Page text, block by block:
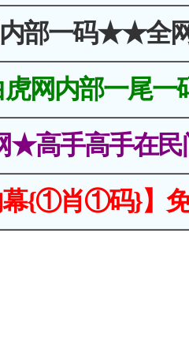
部一码★★全
网内部一尾一
★高手高手在
幕{①肖①码}】